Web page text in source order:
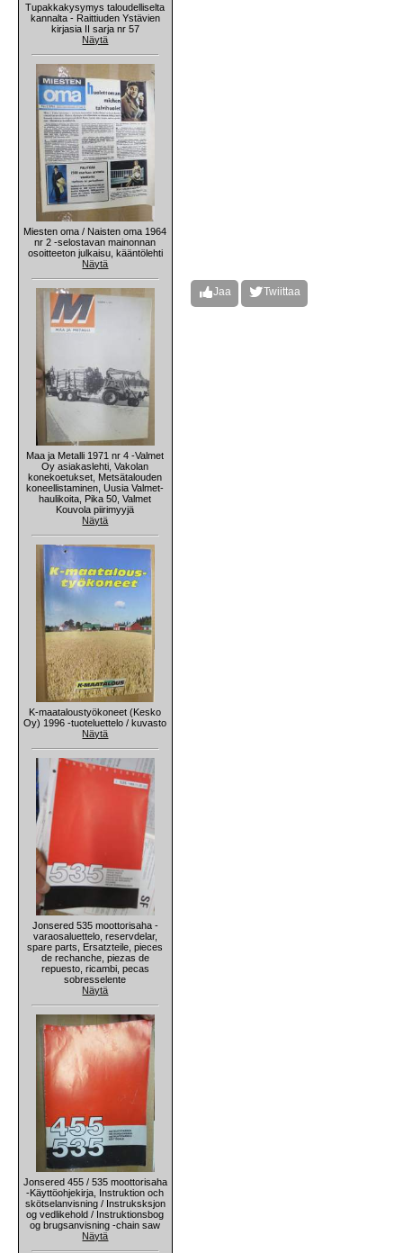
Tupakkakysymys taloudelliselta
kannalta - Raittiuden Ystävien
kirjasia II sarja nr 57
Näytä
Miesten oma / Naisten oma 1964
nr 2 -selostavan mainonnan
osoitteeton julkaisu, kääntölehti
Näytä
Maa ja Metalli 1971 nr 4 -Valmet
Oy asiakaslehti, Vakolan
konekoetukset, Metsätalouden
koneellistaminen, Uusia Valmet-
haulikoita, Pika 50, Valmet
Kouvola piirimyyjä
Näytä
K-maataloustyökoneet (Kesko
Oy) 1996 -tuoteluettelo / kuvasto
Näytä
Jonsered 535 moottorisaha -
varaosaluettelo, reservdelar,
spare parts, Ersatzteile, pieces
de rechanche, piezas de
repuesto, ricambi, pecas
sobresselente
Näytä
Jonsered 455 / 535 moottorisaha
-Käyttöohjekirja, Instruktion och
skötselanvisning / Instruksksjon
og vedlikehold / Instruktionsbog
og brugsanvisning -chain saw
Näytä
Jaa Twiittaa